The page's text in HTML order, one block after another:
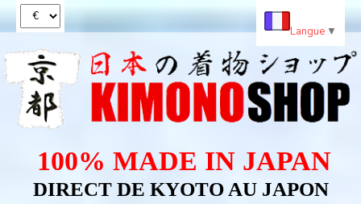
100% MADE IN JAPAN
DIRECT DE KYOTO AU JAPON
Langue ▼
Panneau de gestion des cookies